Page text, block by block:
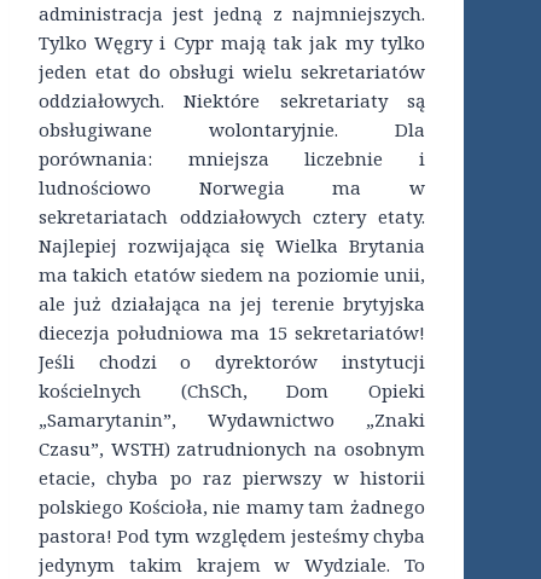
administracja jest jedną z najmniejszych.
Tylko Węgry i Cypr mają tak jak my tylko
jeden etat do obsługi wielu sekretariatów
oddziałowych. Niektóre sekretariaty są
obsługiwane wolontaryjnie. Dla
porównania: mniejsza liczebnie i
ludnościowo Norwegia ma w
sekretariatach oddziałowych cztery etaty.
Najlepiej rozwijająca się Wielka Brytania
ma takich etatów siedem na poziomie unii,
ale już działająca na jej terenie brytyjska
diecezja południowa ma 15 sekretariatów!
Jeśli chodzi o dyrektorów instytucji
kościelnych (ChSCh, Dom Opieki
„Samarytanin”, Wydawnictwo „Znaki
Czasu”, WSTH) zatrudnionych na osobnym
etacie, chyba po raz pierwszy w historii
polskiego Kościoła, nie mamy tam żadnego
pastora! Pod tym względem jesteśmy chyba
jedynym takim krajem w Wydziale. To